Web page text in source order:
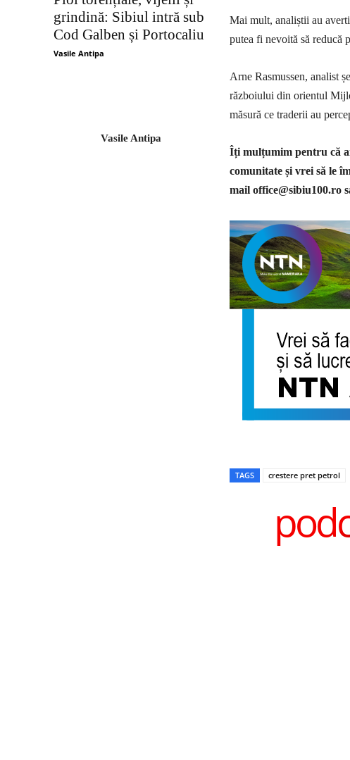
grindină: Sibiul intră sub
Cod Galben și Portocaliu
Vasile Antipa
Vasile Antipa
Mai mult, analiștii au
putea fi nevoită să reducă
Arne Rasmussen, analist
războiului din orientul
măsură ce traderii au
Îți mulțumim pentru că
comunitate și vrei să le
mail office@sibiu100.ro
TAGS crestere pret petrol